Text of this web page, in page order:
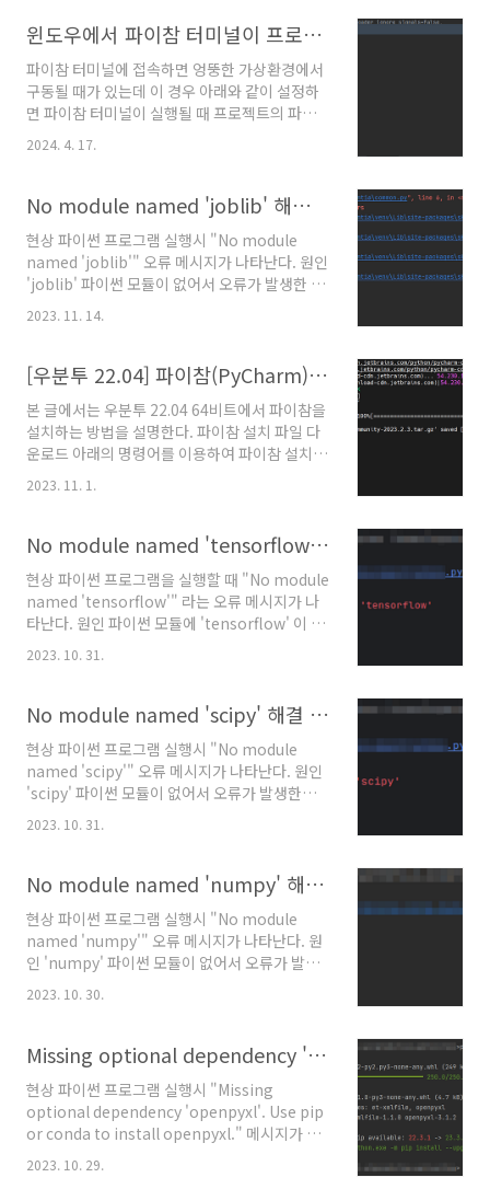
경우 이 해결 방법을 사용하기가 어렵다.그런 경
컴퓨터가 있다면 자동설치를 위한 파일을 이 컴
퓨터로 받고 운영 서버에 옮겨서 하는 것이 그나
마 편리한 해결 방법이다. 방법은 아래와 같다.파
이썬 패키지 다운로드아래의 명령어를 입력하여
python3.11apt-cache depends -i p..
윈도우에서 파이참 터미널이 프로젝트 가상환경을 활용하도록 설정하는 방법
파이참 터미널에 접속하면 엉뚱한 가상환경에서
구동될 때가 있는데 이 경우 아래와 같이 설정하
면 파이참 터미널이 실행될 때 프로젝트의 파이
썬 가상환경을 활용할 것이다. 파이참에서
'Settings' - 'Tools' - 'Terminal'로 이동하여
'OK' 버튼을 클릭하여 설정을 저장한다.
".\venv\Scripts\activate.ps1" 이후 터미널
창을 닫고 다시 실행하면 프로젝트의 파이썬 가
상환경을 쓰는 것을 확인할 수 있다. 만약 아래의
사진처럼 권한 문제가 발생한다면 파워쉘 터미널
처럼 아래의 권한 부여 명..
2024. 4. 17.
No module named 'joblib' 해결 방법
현상 파이썬 프로그램 실행시 "No module
named 'joblib'" 오류 메시지가 나타난다. 원인
'joblib' 파이썬 모듈이 없어서 오류가 발생한 것
같은 방법으로 설ㅇ치한다. 아래의 명령어를 입
install joblib 파이참을 사용 중인 경우 아래와
같이 GUI 화면에서 클릭으로 파이썬 모듈을 설치
할 수 있다.
2023. 11. 14.
[우분투 22.04] 파이참(PyCharm) 설치
본 글에서는 우분투 22.04 64비트에서 파이참을
설치하는 방법을 설명한다. 파이참 설치 파일 다
운로드 아래의 명령어를 이용하여 파이참 설치
참 커뮤니티 2023.2.3 버전을 다운로드 받는 명
래의 파이참 다운로드 페이지 주소에서 파이참을
https://www.jetbrains.com/pycharm/download/
wget https://download-
cdn.jetbrains.com/python/pycharm-
community-2023.2.3.tar.gz 파이참 설치 아
2023. 11. 1.
No module named 'tensorflow' 해결 방법
현상 파이썬 프로그램을 실행할 때 "No module
named 'tensorflow'" 라는 오류 메시지가 나
타난다. 원인 파이썬 모듈에 'tensorflow' 이 없
기 때문이다. 해결 방법 파이썬 모듈
'tensorflow'를 아래의 방법으로 설치한다. 아
설치할 수 있다. pip install tensorflow 파이참
을 사용 중인 경우 아래와 같은 화면에서 클릭으
로 파이썬 모듈을 설치할 수 있다.
2023. 10. 31.
No module named 'scipy' 해결 방법
현상 파이썬 프로그램 실행시 "No module
named 'scipy'" 오류 메시지가 나타난다. 원인
'scipy' 파이썬 모듈이 없어서 오류가 발생한다.
해결 방법 'scipy' 파이썬 모듈을 아래의 방법으
로 설치한다. 아래의 명령어를 입력하면 'scipy'
참을 사용 중인 경우 아래와 같이 GUI 화면에서
클릭으로 파이썬 모듈을 설치할 수 있다.
2023. 10. 31.
No module named 'numpy' 해결 방법
현상 파이썬 프로그램 실행시 "No module
named 'numpy'" 오류 메시지가 나타난다. 원
인 'numpy' 파이썬 모듈이 없어서 오류가 발생
한다. 해결 방법 'numpy' 파이썬 모듈을 아래의
방법으로 설치한다. 아래의 명령어를 입력하면
numpy 파이참을 사용 중인 경우 아래의 화면에
서 클릭으로 모듈을 설치할 수 있다.
2023. 10. 30.
Missing optional dependency 'openpyxl' 해결 방법
현상 파이썬 프로그램 실행시 "Missing
optional dependency 'openpyxl'. Use pip
or conda to install openpyxl." 메시지가 나
오류가 발생한다. 해결방법 'openpyxl' 파이썬
2023. 10. 29.